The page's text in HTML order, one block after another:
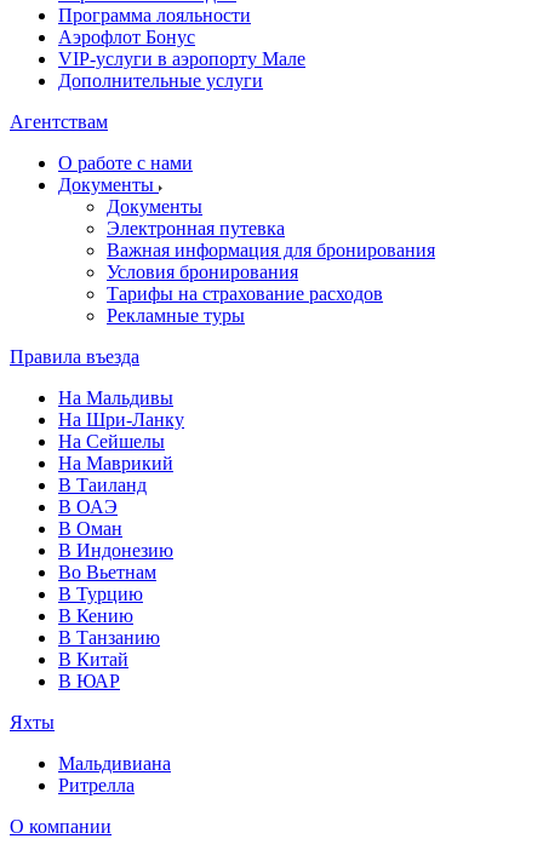
Программа лояльности
Аэрофлот Бонус
VIP-услуги в аэропорту Мале
Дополнительные услуги
Агентствам
О работе с нами
Документы
Документы
Электронная путевка
Важная информация для бронирования
Условия бронирования
Тарифы на страхование расходов
Рекламные туры
Правила въезда
На Мальдивы
На Шри-Ланку
На Сейшелы
На Маврикий
В Таиланд
В ОАЭ
В Оман
В Индонезию
Во Вьетнам
В Турцию
В Кению
В Танзанию
В Китай
В ЮАР
Яхты
Мальдивиана
Ритрелла
О компании